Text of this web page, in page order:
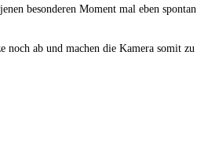
besonderen Moment mal eben
noch ab und machen die Kamera somit